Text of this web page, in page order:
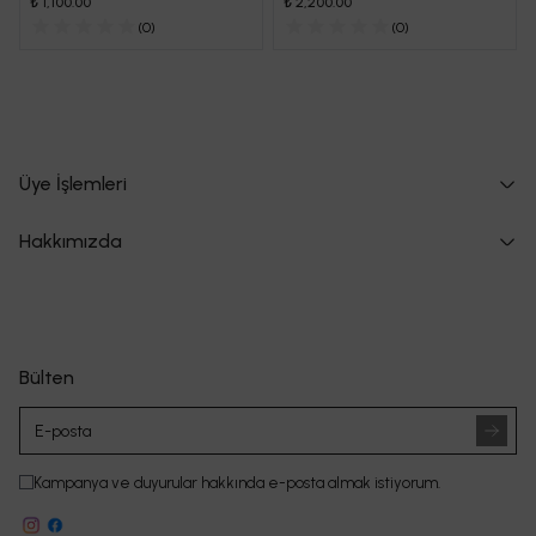
(0)
(0)
Üye İşlemleri
Hakkımızda
Bülten
Kampanya ve duyurular hakkında e-posta almak istiyorum.